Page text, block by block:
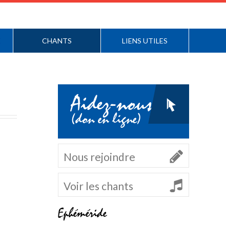
CHANTS LIENS UTILES
Aidez-nous
(don en ligne)
Nous rejoindre
Voir les chants
Ephéméride